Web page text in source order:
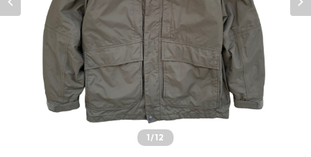
1/12